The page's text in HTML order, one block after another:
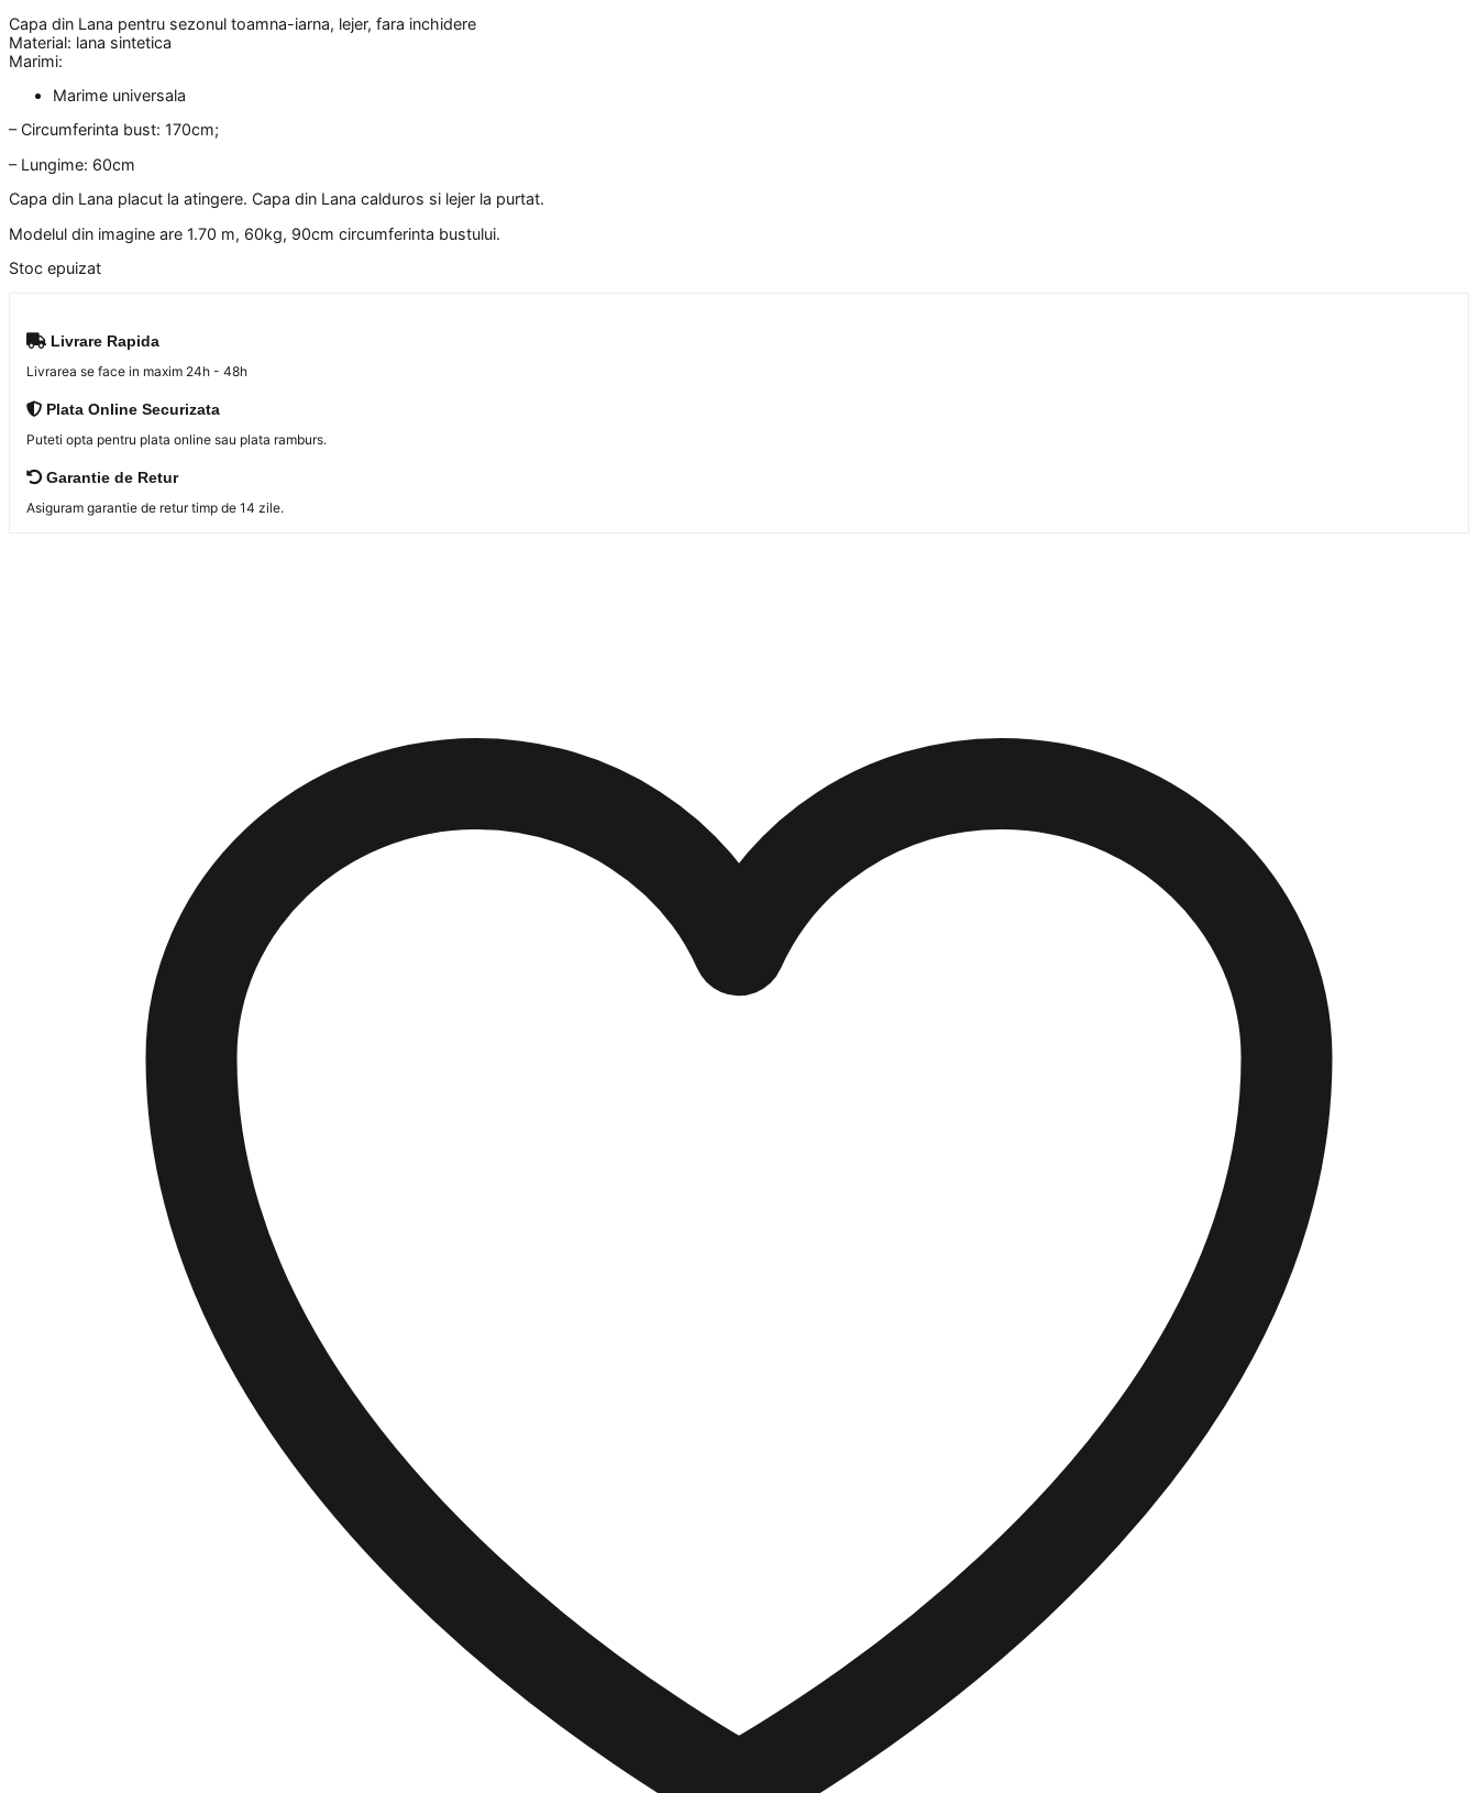
a
fost:
104 lei.
este:
69 lei.
Capa din Lana pentru sezonul toamna-iarna, lejer, fara inchidere
Material: lana sintetica
Marimi:
Marime universala
– Circumferinta bust: 170cm;
– Lungime: 60cm
Capa din Lana placut la atingere. Capa din Lana calduros si lejer la purtat.
Modelul din imagine are 1.70 m, 60kg, 90cm circumferinta bustului.
Stoc epuizat
Livrare Rapida
Livrarea se face in maxim 24h - 48h
Plata Online Securizata
Puteti opta pentru plata online sau plata ramburs.
Garantie de Retur
Asiguram garantie de retur timp de 14 zile.